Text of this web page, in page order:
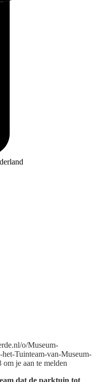
o/Museum-
Tuinteam-van-Museum-
je aan te melden
dat de parktuin tot